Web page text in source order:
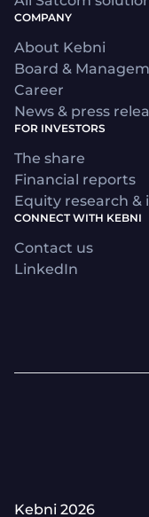
COMPANY
About Kebni
Board &
Career
News & press
FOR INVESTORS
The share
Financial reports
Equity research &
CONNECT WITH KEBNI
Contact us
LinkedIn
Kebni 2026